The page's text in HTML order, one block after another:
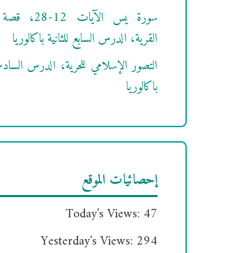
سورة يس
القرية، الدرس السابع للثانية باكالوريا
التصور الإسلامي للحرية، الدرس
باكالوريا
إحصائيات الموقع
Today's Views: 47
Yesterday's Views: 294